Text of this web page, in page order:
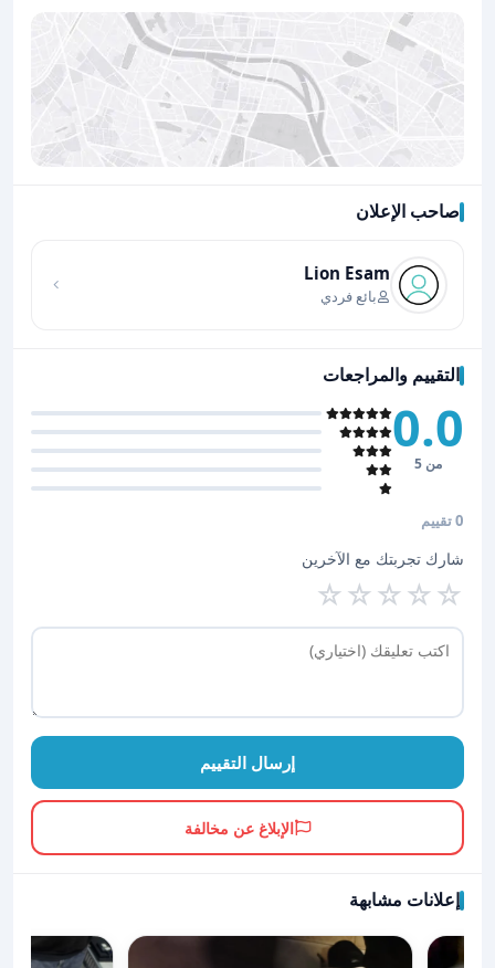
صاحب الإعلان
Lion Esam
بائع فردي
التقييم والمراجعات
0.0
من 5
0 تقييم
شارك تجربتك مع الآخرين
☆
☆
☆
☆
☆
إرسال التقييم
الإبلاغ عن مخالفة
إعلانات مشابهة